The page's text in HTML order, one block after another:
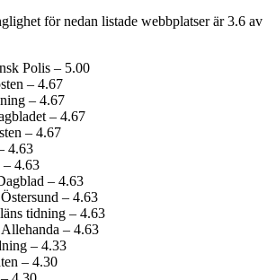
för nedan listade webbplatser är 3.6 av
Polis – 5.00
– 4.67
– 4.67
– 4.67
– 4.67
4.63
– 4.63
– 4.63
– 4.63
tidning – 4.63
– 4.63
– 4.33
– 4.30